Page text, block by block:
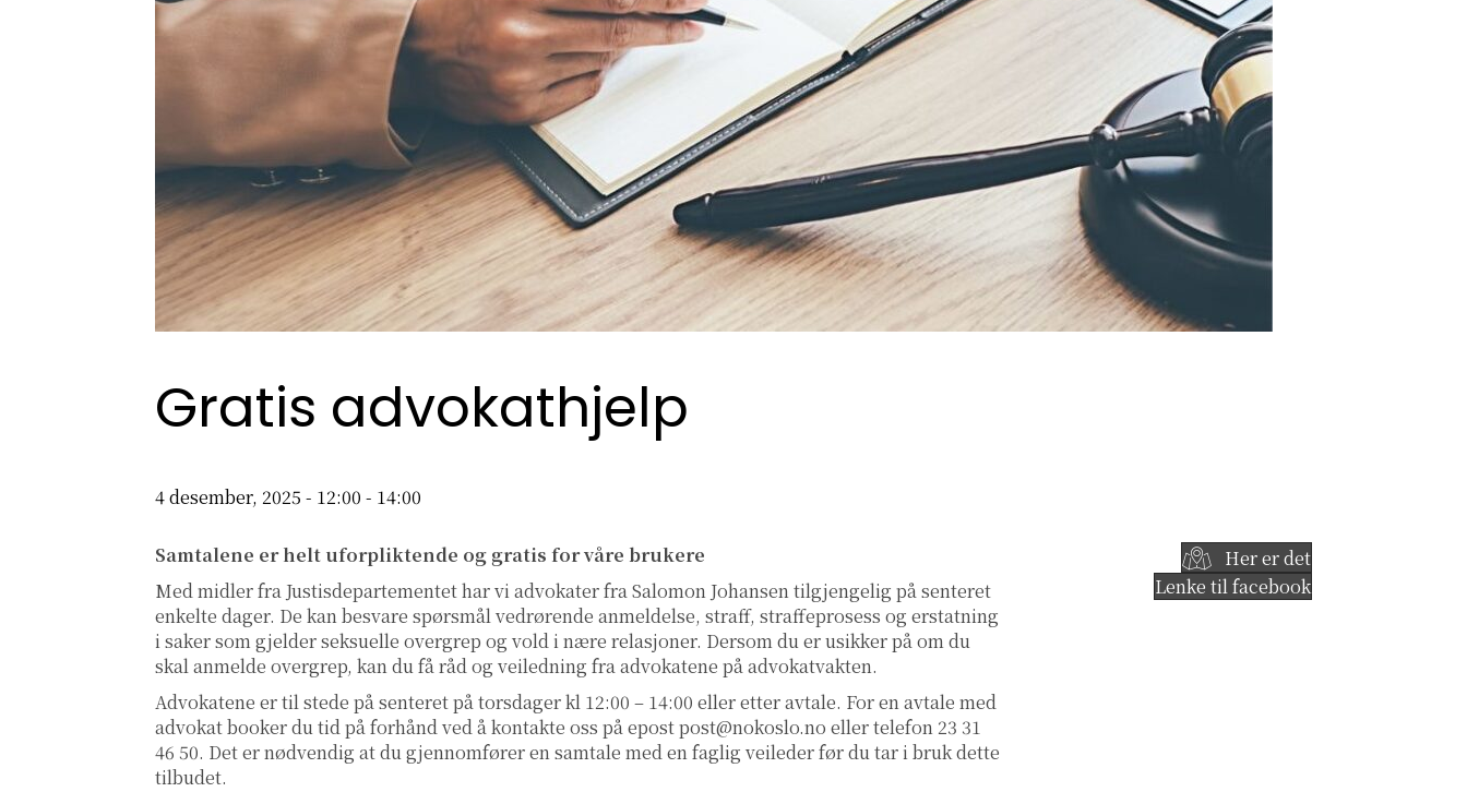
Gratis advokathjelp
4 desember, 2025 - 12:00 - 14:00
Samtalene er helt uforpliktende og gratis for våre brukere
Med midler fra Justisdepartementet har vi advokater fra Salomon Johansen tilgjengelig på senteret
enkelte dager. De kan besvare spørsmål vedrørende anmeldelse, straff, straffeprosess og erstatning
i saker som gjelder seksuelle overgrep og vold i nære relasjoner. Dersom du er usikker på om du
skal anmelde overgrep, kan du få råd og veiledning fra advokatene på advokatvakten.
Advokatene er til stede på senteret på torsdager kl 12:00 – 14:00 eller etter avtale. For en avtale med
advokat booker du tid på forhånd ved å kontakte oss på epostpost@nokoslo.no eller telefon 23 31
46 50. Det er nødvendig at du gjennomfører en samtale med en faglig veileder før du tar i bruk dette
tilbudet.
Her er det
Lenke til facebook